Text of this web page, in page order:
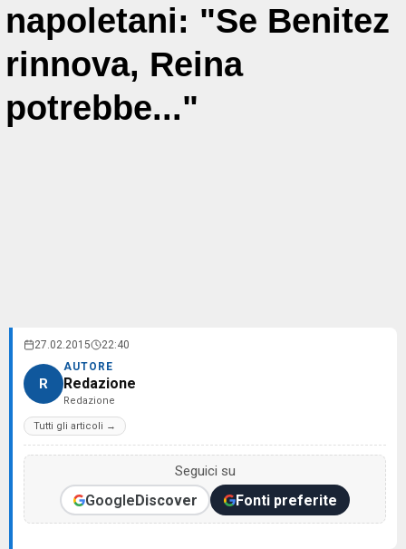
napoletani: "Se Benitez
rinnova, Reina
potrebbe..."
27.02.2015 22:40
R
AUTORE
Redazione
Redazione
Tutti gli articoli →
Seguici su
GoogleDiscover Fonti preferite